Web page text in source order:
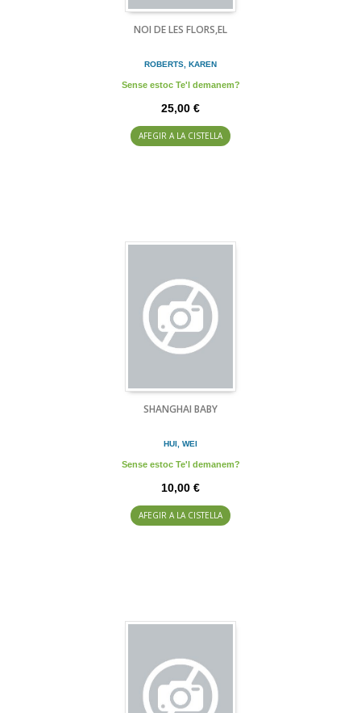
NOI DE LES FLORS,EL
ROBERTS, KAREN
Sense estoc Te'l demanem?
25,00 €
AFEGIR A LA CISTELLA
SHANGHAI BABY
HUI, WEI
Sense estoc Te'l demanem?
10,00 €
AFEGIR A LA CISTELLA